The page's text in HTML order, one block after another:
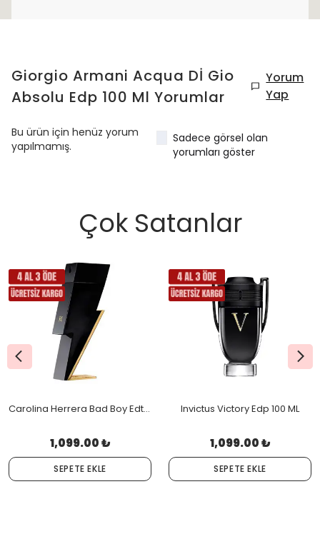
Giorgio Armani Acqua Dİ Gio
Absolu Edp 100 Ml Yorumlar
Yorum
Yap
Bu ürün için henüz yorum
yapılmamış.
Sadece görsel olan
yorumları göster
Çok Satanlar
Carolina Herrera Bad Boy Edt 100 Ml
1,099.00 ₺
SEPETE EKLE
Invictus Victory Edp 100 ML
1,099.00 ₺
SEPETE EKLE